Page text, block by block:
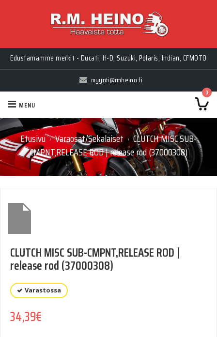
Edustamamme merkit - Ducati, H-D, Suzuki, Polaris, Indian, CFMOTO
myynti@rmheino.fi
0
MENU
Etusivu › Varaosat/Sekalaiset › CLUTCH MISC SUB-
CMPNT,RELEASE ROD | release rod (37000308)
CLUTCH MISC SUB-CMPNT,RELEASE ROD |
release rod (37000308)
Varastossa
34,39€